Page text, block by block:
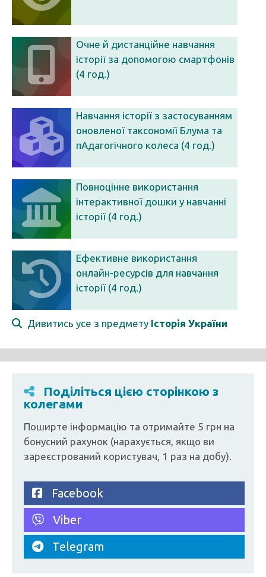
Очне й дистанційне навчання
історії за допомогою смартфонів
(4 год.)
Навчання історії з застосуванням
оновленої таксономії Блума та
пАдагогічного колеса (4 год.)
Повноцінне використання
інтерактивної дошки у навчанні
історії (4 год.)
Ефективне використання
онлайн-ресурсів для навчання
історії (4 год.)
Дивитись усе з предмету Історія України
Поділіться цією сторінкою з
колегами
Поширте інформацію та отримайте 5 грн на
бонусний рахунок (нарахується, якщо ви
зареєстрований користувач, 1 раз на добу).
Facebook
Viber
Telegram